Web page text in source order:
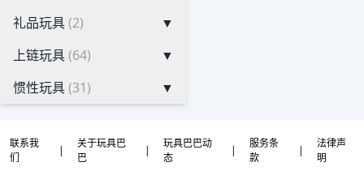
礼品玩具(2)
▼
上链玩具(64)
▼
惯性玩具(31) ▼
联系我
们
|
关于玩具巴
巴
|
玩具巴巴动
态
|
服务条
款
|
法律声
明